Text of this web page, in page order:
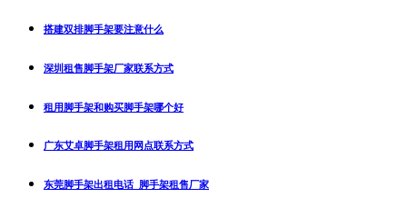
搭建双排脚手架要注意什么
深圳租售脚手架厂家联系方式
租用脚手架和购买脚手架哪个好
广东艾卓脚手架租用网点联系方式
东莞脚手架出租电话_脚手架租售厂家